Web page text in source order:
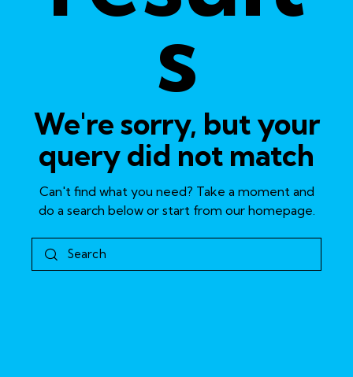
s
We're sorry, but your
query did not match
Can't find what you need? Take a moment and
do a search below or start from our homepage